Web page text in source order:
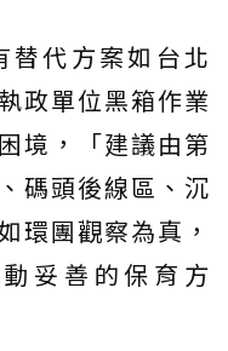
替代方案如台北
政單位黑箱作業
境，「建議由第
碼頭後線區、沉
環團觀察為真，
妥善的保育方